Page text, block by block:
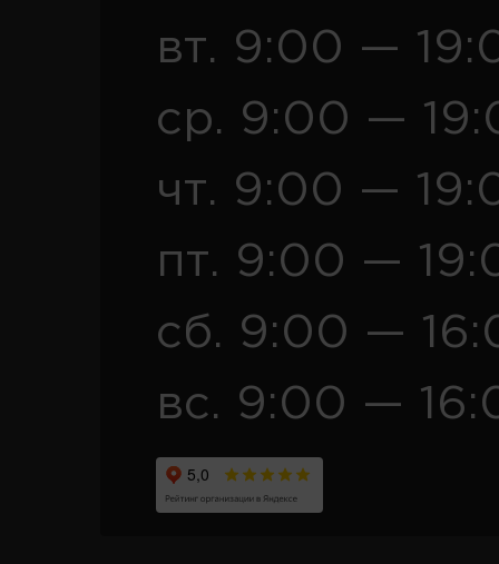
вт. 9:00 —
ср. 9:00 —
чт. 9:00 —
пт. 9:00 —
сб. 9:00 —
вс. 9:00 —